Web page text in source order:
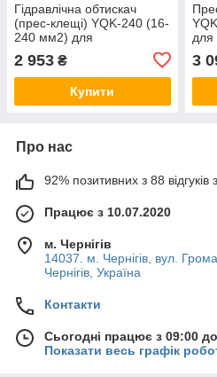
Гідравлічна обтискач
(прес-клещі) YQK-240 (16-
240 мм2) для
СТАНДАРТ HCRT0240
2 953 ₴
Купити
для
3
Про нас
92% позитивних з 88 відгуків
Працює з 10.07.2020
м. Чернігів
14037. м. Чернігів, вул.
Чернігів, Україна
Контакти
Сьогодні працює з 09:00
Показати весь графік